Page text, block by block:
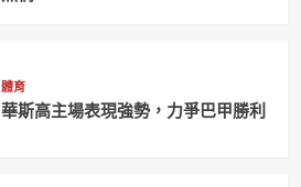
體育
華斯高主場表現強勢，力爭巴甲勝利